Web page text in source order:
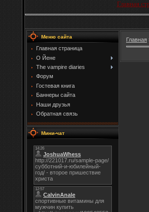
Главная
Меню сайта
Главная страница
О Йене
The vampire diaries
Форум
Гостевая книга
Баннеры сайта
Наши друзья
Обратная связь
Мини-чат
Главная